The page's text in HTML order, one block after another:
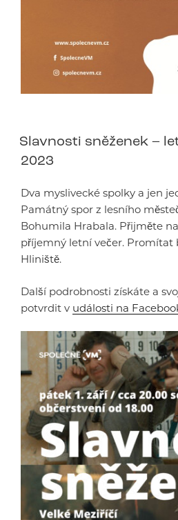
Slavnosti sněženek –
2023
Dva myslivecké spolky a jen
Památný spor z lesního
Bohumila Hrabala. Přijměte
příjemný letní večer. Promítat
Hliniště.
Další podrobnosti získáte a
potvrdit v události na